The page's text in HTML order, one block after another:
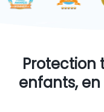
enfants,